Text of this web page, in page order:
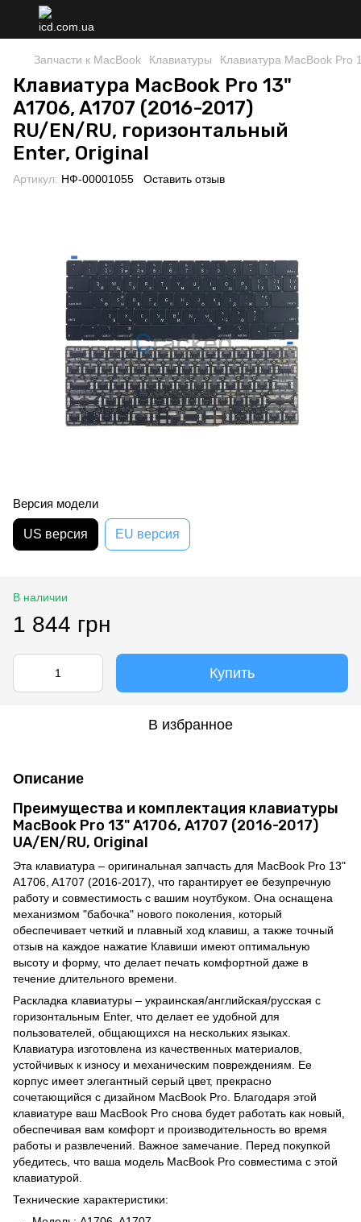
Запчасти к MacBook Клавиатуры Клавиатура MacBook Pro
Клавиатура MacBook Pro 13"
A1706, A1707 (2016-2017)
RU/EN/RU, горизонтальный
Enter, Original
Артикул: НФ-00001055 Оставить отзыв
Версия модели
US версия EU версия
В наличии
1 844 грн
Купить
В избранное
Описание
Преимущества и комплектация клавиатуры
MacBook Pro 13" A1706, A1707 (2016-2017)
UA/EN/RU, Original
Эта клавиатура – оригинальная запчасть для MacBook Pro 13"
A1706, A1707 (2016-2017), что гарантирует ее безупречную
работу и совместимость с вашим ноутбуком. Она оснащена
механизмом "бабочка" нового поколения, который
обеспечивает четкий и плавный ход клавиш, а также точный
отзыв на каждое нажатие Клавиши имеют оптимальную
высоту и форму, что делает печать комфортной даже в
течение длительного времени.
Раскладка клавиатуры – украинская/английская/русская с
горизонтальным Enter, что делает ее удобной для
пользователей, общающихся на нескольких языках.
Клавиатура изготовлена из качественных материалов,
устойчивых к износу и механическим повреждениям. Ее
корпус имеет элегантный серый цвет, прекрасно
сочетающийся с дизайном MacBook Pro. Благодаря этой
клавиатуре ваш MacBook Pro снова будет работать как новый,
обеспечивая вам комфорт и производительность во время
работы и развлечений. Важное замечание. Перед покупкой
убедитесь, что ваша модель MacBook Pro совместима с этой
клавиатурой.
Технические характеристики: